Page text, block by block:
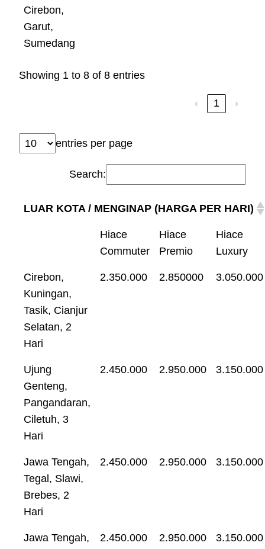
Cirebon,
Garut,
Sumedang
Showing 1 to 8 of 8 entries
‹ 1 ›
entries per page
Search:
LUAR KOTA / MENGINAP (HARGA PER HARI)
Hiace
Commuter
Hiace
Premio
Hiace
Luxury
Cirebon,
Kuningan,
Tasik, Cianjur
Selatan, 2
Hari
2.350.000 2.850000 3.050.000
Ujung
Genteng,
Pangandaran,
Ciletuh, 3
Hari
2.450.000 2.950.000 3.150.000
Jawa Tengah,
Tegal, Slawi,
Brebes, 2
Hari
2.450.000 2.950.000 3.150.000
Jawa Tengah,
2.450.000 2.950.000 3.150.000